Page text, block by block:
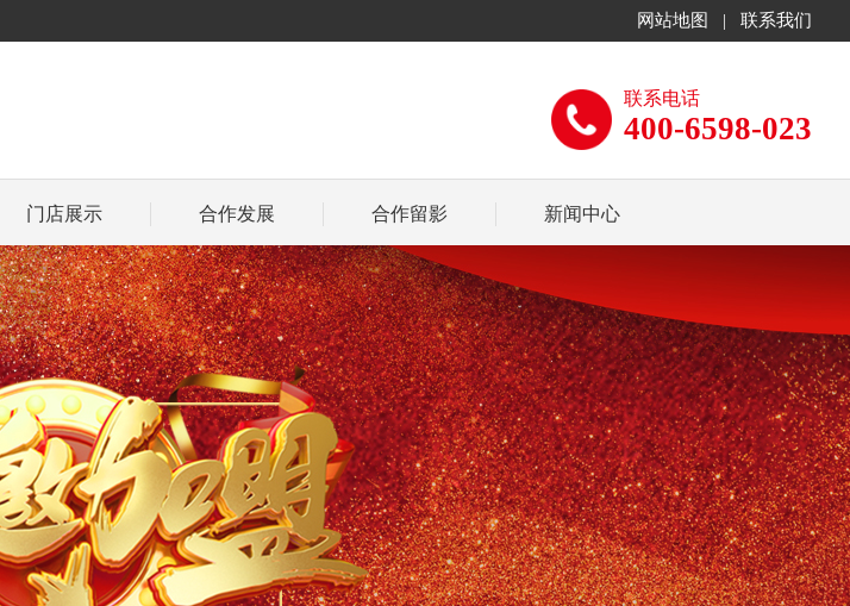
网站地图 | 联系我们
联系电话
400-6598-023
门店展示 合作发展 合作留影 新闻中心